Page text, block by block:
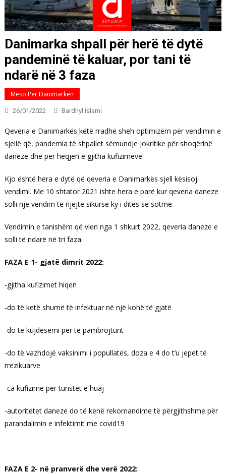
Danimarka shpall për herë të dytë
pandeminë të kaluar, por tani të
ndarë në 3 faza
Meso Per Danimarken
26/01/2022 Bardhyl Islami
Qeveria e Danimarkës këtë rradhë sheh optimizëm për vendimin e
sjellë që, pandemia të shpallet sëmundje jokritike për shoqërinë
daneze dhe për heqjen e gjitha kufizimeve.
Kjo është hera e dytë që qeveria e Danimarkës sjell kësisoj
vendimi. Me 10 shtator 2021 ishte hera e parë kur qeveria daneze
solli një vendim të njëjtë sikurse ky i ditës së sotme.
Vendimin e tanishëm që vlen nga 1 shkurt 2022, qeveria daneze e
solli të ndarë në tri faza:
FAZA E 1- gjatë dimrit 2022:
-gjitha kufizimet hiqen
-do të ketë shumë të infektuar në një kohë të gjatë
-do të kujdesemi për të pambrojturit
-do të vazhdojë vaksinimi i popullatës, doza e 4 do t’u jepet të
rrezikuarve
-ca kufizime për turistët e huaj
-autoritetet daneze do të kenë rekomandime të përgjithshme për
parandalimin e infektimit me covid19
FAZA E 2- në pranverë dhe verë 2022: